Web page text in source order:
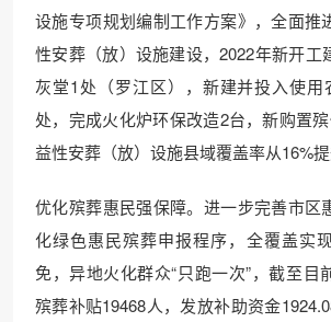
设施专项规划编制工作方案》，全面推
性安葬（放）设施建设，2022年新开工
灰堂1处（罗江区），新建并投入使
处，完成火化炉环保改造2台，新购置
益性安葬（放）设施县域覆盖率从16%提
优化殡葬惠民强保障。进一步完善市区
化绿色惠民殡葬申报程序，全覆盖实
免，异地火化群众“只跑一次”，截至目
殡葬补贴19468人，发放补助资金